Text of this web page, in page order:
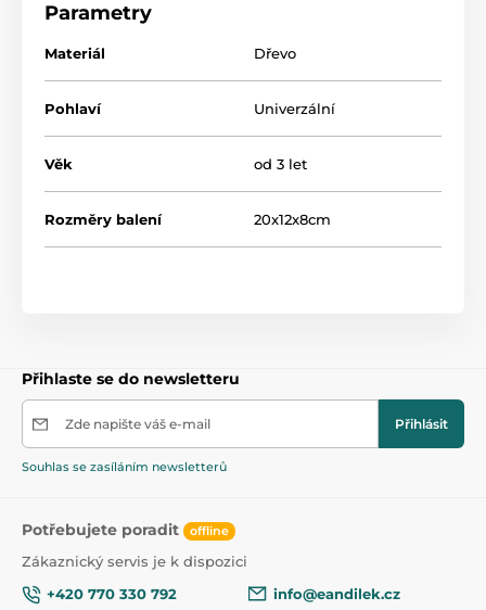
Parametry
Materiál Dřevo
Pohlaví Univerzální
Věk od 3 let
Rozměry balení 20x12x8cm
Přihlaste se do newsletteru
Zde napište váš e-mail Přihlásit
Souhlas se zasíláním newsletterů
Potřebujete poradit offline
Zákaznický servis je k dispozici
+420 770 330 792
info@eandilek.cz